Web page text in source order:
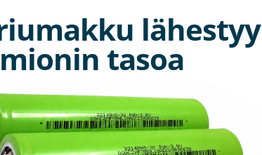
lähestyy
tasoa